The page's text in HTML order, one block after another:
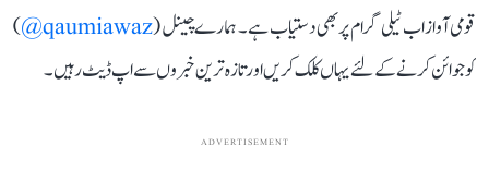
قومی آواز اب ٹیلی گرام پر بھی دستیاب ہے۔ ہمارے چینل (qaumiawaz@
)
کو جوائن کرنے کے لئے یہاں کلک کریں اور تازہ ترین خبروں سے اپ ڈیٹ رہیں۔
ADVERTISEMENT